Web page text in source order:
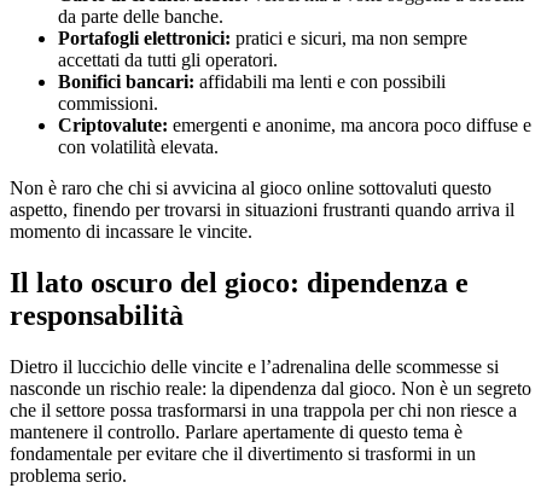
da parte delle banche.
Portafogli elettronici: pratici e sicuri, ma non sempre
accettati da tutti gli operatori.
Bonifici bancari: affidabili ma lenti e con possibili
commissioni.
Criptovalute: emergenti e anonime, ma ancora poco diffuse e
con volatilità elevata.
Non è raro che chi si avvicina al gioco online sottovaluti questo
aspetto, finendo per trovarsi in situazioni frustranti quando arriva il
momento di incassare le vincite.
Il lato oscuro del gioco: dipendenza e
responsabilità
Dietro il luccichio delle vincite e l’adrenalina delle scommesse si
nasconde un rischio reale: la dipendenza dal gioco. Non è un segreto
che il settore possa trasformarsi in una trappola per chi non riesce a
mantenere il controllo. Parlare apertamente di questo tema è
fondamentale per evitare che il divertimento si trasformi in un
problema serio.